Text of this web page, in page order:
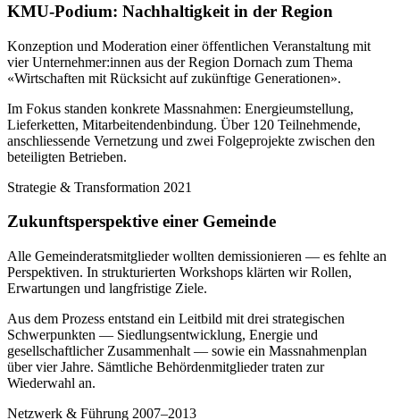
KMU-Podium: Nachhaltigkeit in der Region
Konzeption und Moderation einer öffentlichen Veranstaltung mit
vier Unternehmer:innen aus der Region Dornach zum Thema
«Wirtschaften mit Rücksicht auf zukünftige Generationen».
Im Fokus standen konkrete Massnahmen: Energieumstellung,
Lieferketten, Mitarbeitendenbindung. Über 120 Teilnehmende,
anschliessende Vernetzung und zwei Folgeprojekte zwischen den
beteiligten Betrieben.
Strategie & Transformation 2021
Zukunftsperspektive einer Gemeinde
Alle Gemeinderatsmitglieder wollten demissionieren — es fehlte an
Perspektiven. In strukturierten Workshops klärten wir Rollen,
Erwartungen und langfristige Ziele.
Aus dem Prozess entstand ein Leitbild mit drei strategischen
Schwerpunkten — Siedlungsentwicklung, Energie und
gesellschaftlicher Zusammenhalt — sowie ein Massnahmenplan
über vier Jahre. Sämtliche Behördenmitglieder traten zur
Wiederwahl an.
Netzwerk & Führung 2007–2013